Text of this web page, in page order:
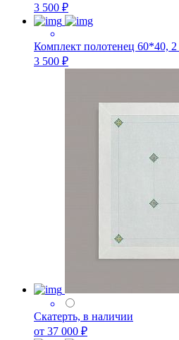
3 500 ₽
Комплект полотенец 60*40,
3 500 ₽
Скатерть, в наличии
от 37 000 ₽